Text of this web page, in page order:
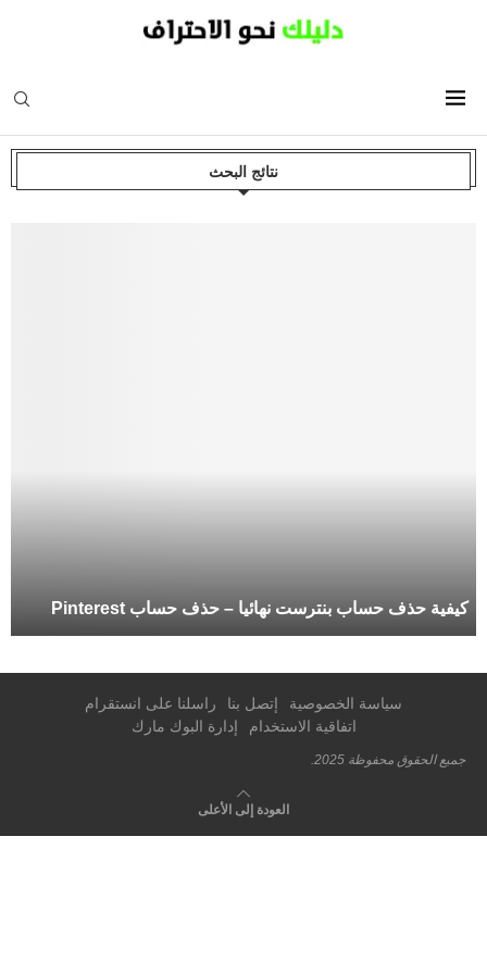
نتائج البحث
كيفية حذف حساب بنترست نهائيا – حذف حساب Pinterest
سياسة الخصوصية إتصل بنا
راسلنا على انستقرام
اتفاقية الاستخدام
إدارة البوك مارك
جميع الحقوق محفوظة 2025.
العودة إلى الأعلى